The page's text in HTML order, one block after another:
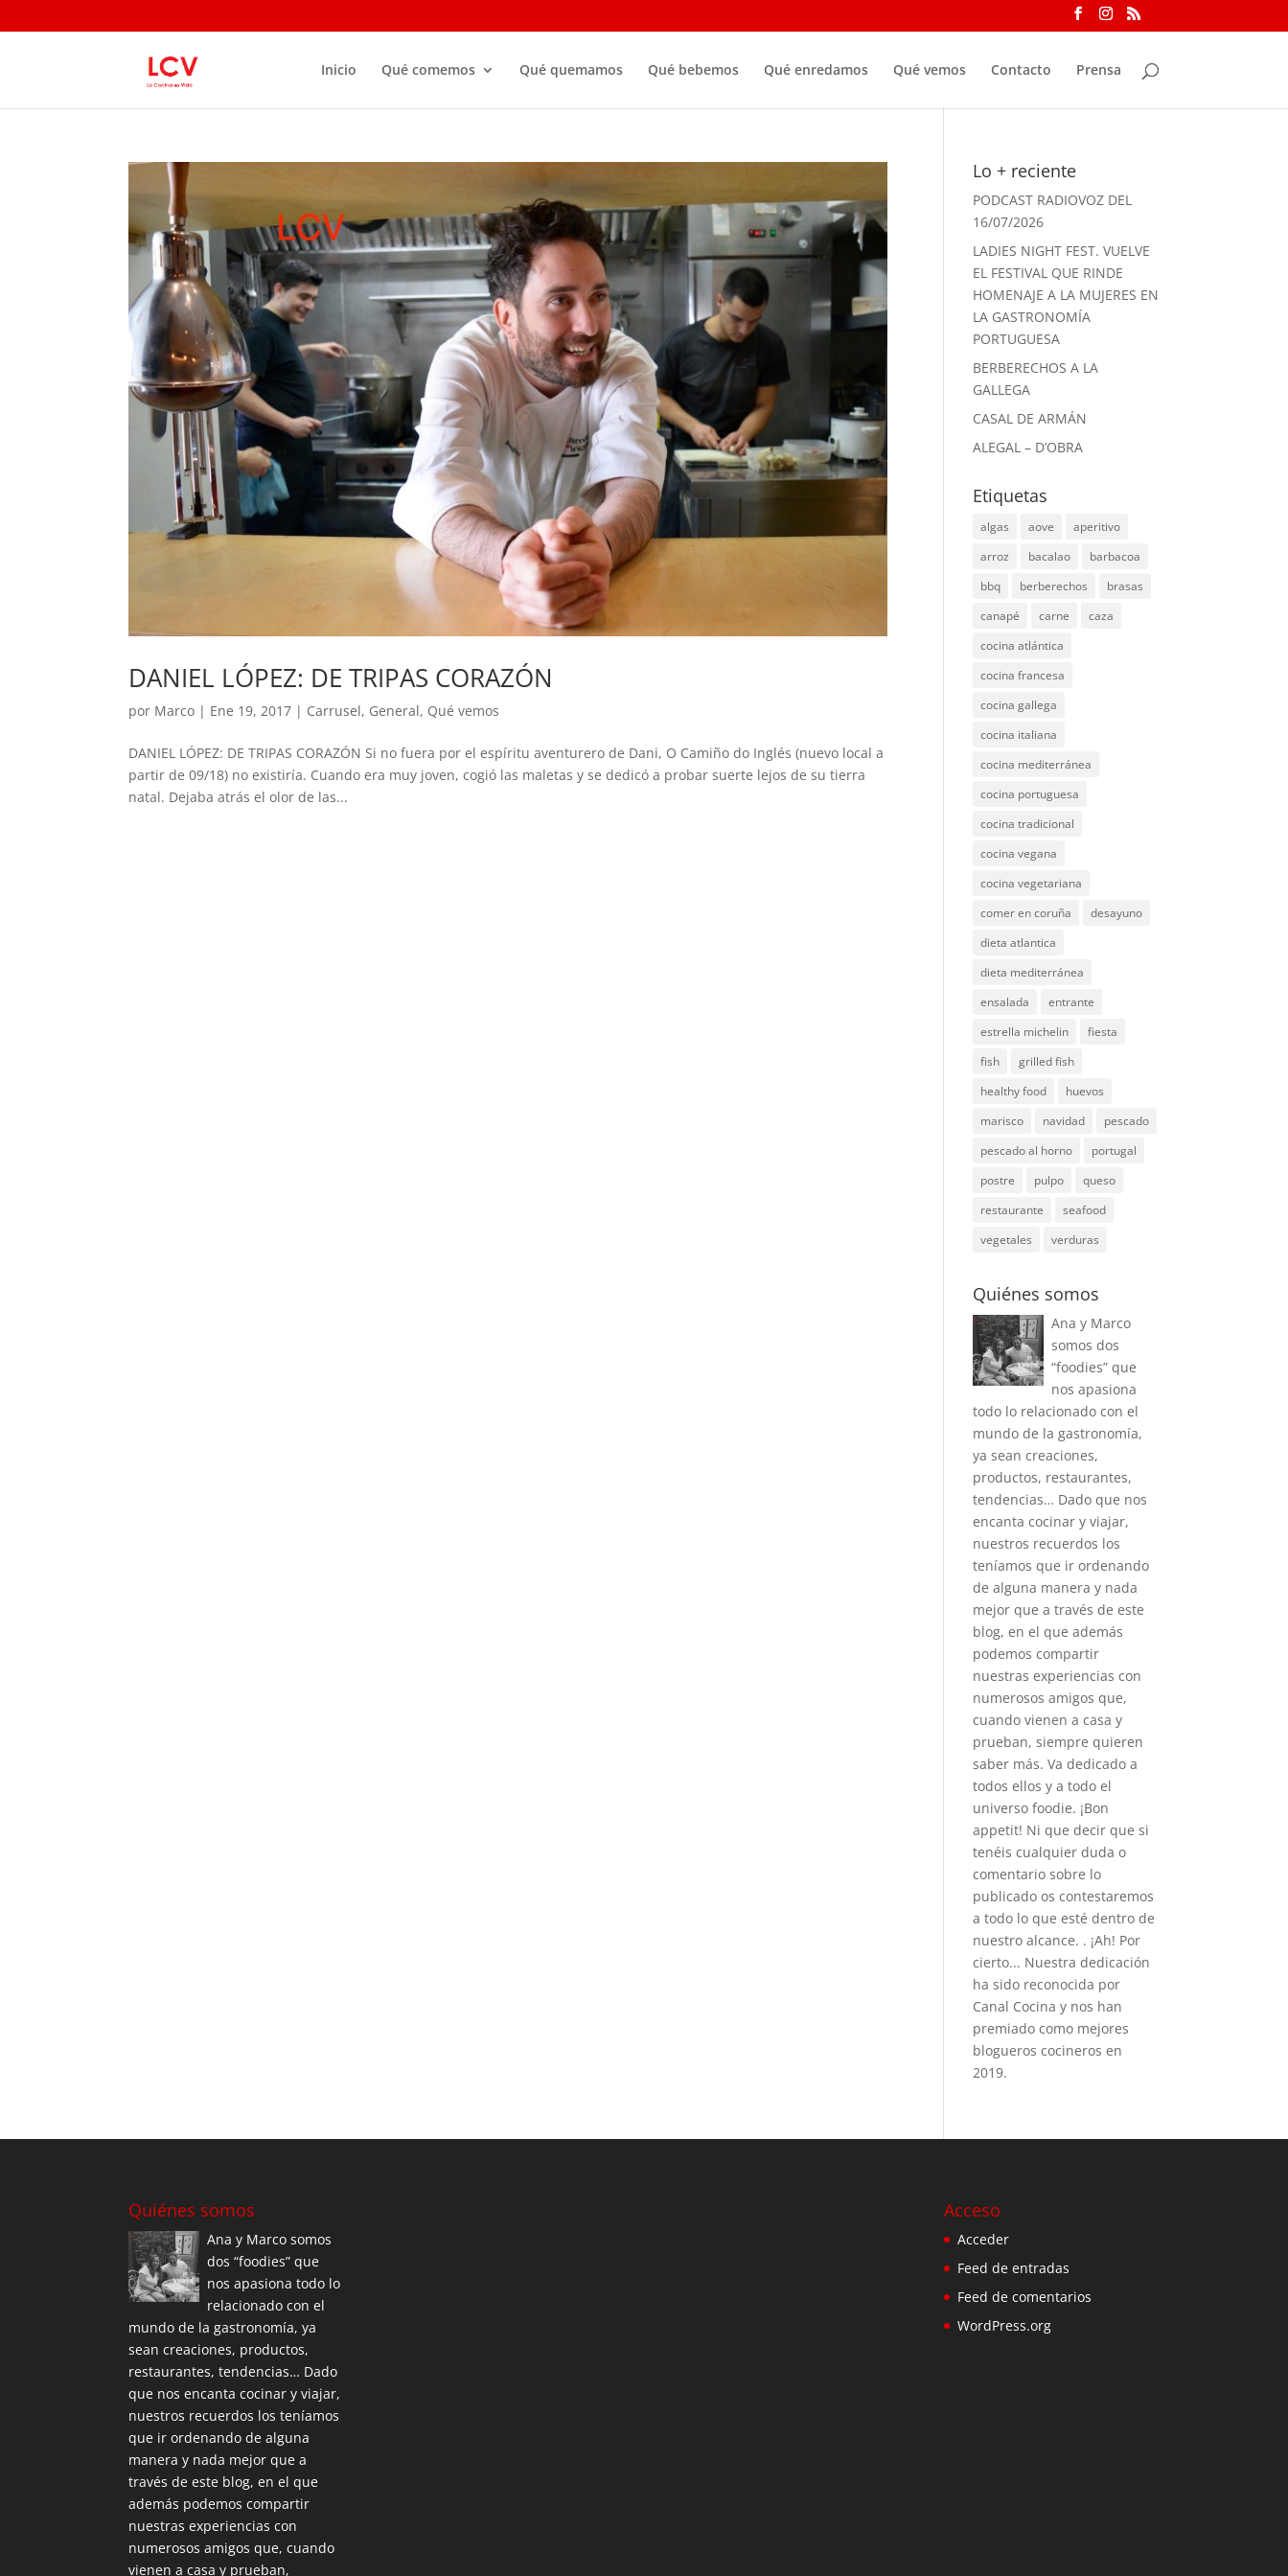
Inicio Qué comemos Qué quemamos Qué bebemos Qué enredamos Qué vemos Contacto Prensa
DANIEL LÓPEZ: DE TRIPAS CORAZÓN
por Marco | Ene 19, 2017 | Carrusel, General, Qué vemos
DANIEL LÓPEZ: DE TRIPAS CORAZÓN Si no fuera por el espíritu aventurero de Dani, O Camiño do Inglés (nuevo local a
partir de 09/18) no existiría. Cuando era muy joven, cogió las maletas y se dedicó a probar suerte lejos de su tierra
natal. Dejaba atrás el olor de las...
Lo + reciente
PODCAST RADIOVOZ DEL
16/07/2026
LADIES NIGHT FEST. VUELVE
EL FESTIVAL QUE RINDE
HOMENAJE A LA MUJERES EN
LA GASTRONOMÍA
PORTUGUESA
BERBERECHOS A LA
GALLEGA
CASAL DE ARMÁN
ALEGAL – D’OBRA
Etiquetas
algas aove
aperitivo
arroz
bacalao
barbacoa
bbq
berberechos
brasas
canapé
carne
caza
cocina atlántica
cocina francesa
cocina gallega
cocina italiana
cocina mediterránea
cocina portuguesa
cocina tradicional
cocina vegana
cocina vegetariana
comer en coruña
desayuno
dieta atlantica
dieta mediterránea
ensalada
entrante
estrella michelin
fiesta
fish
grilled fish
healthy food
huevos
marisco
navidad
pescado
pescado al horno
portugal
postre
pulpo
queso
restaurante
seafood
vegetales
verduras
Quiénes somos
Ana y Marco
somos dos
“foodies” que
nos apasiona
todo lo relacionado con el
mundo de la gastronomía,
ya sean creaciones,
productos, restaurantes,
tendencias… Dado que nos
encanta cocinar y viajar,
nuestros recuerdos los
teníamos que ir ordenando
de alguna manera y nada
mejor que a través de este
blog, en el que además
podemos compartir
nuestras experiencias con
numerosos amigos que,
cuando vienen a casa y
prueban, siempre quieren
saber más. Va dedicado a
todos ellos y a todo el
universo foodie. ¡Bon
appetit! Ni que decir que si
tenéis cualquier duda o
comentario sobre lo
publicado os contestaremos
a todo lo que esté dentro de
nuestro alcance. . ¡Ah! Por
cierto... Nuestra dedicación
ha sido reconocida por
Canal Cocina y nos han
premiado como mejores
blogueros cocineros en
2019.
Quiénes somos
Ana y Marco somos
dos “foodies” que
nos apasiona todo lo
relacionado con el
mundo de la gastronomía, ya
sean creaciones, productos,
restaurantes, tendencias… Dado
que nos encanta cocinar y viajar,
nuestros recuerdos los teníamos
que ir ordenando de alguna
manera y nada mejor que a
través de este blog, en el que
además podemos compartir
nuestras experiencias con
numerosos amigos que, cuando
vienen a casa y prueban,
Acceso
Acceder
Feed de entradas
Feed de comentarios
WordPress.org